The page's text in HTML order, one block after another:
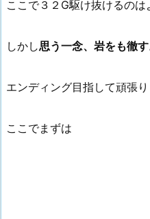
ここで３２G駆け抜けるのは
しかし思う一念、岩をも徹す
エンディング目指して頑張り
ここでまずは